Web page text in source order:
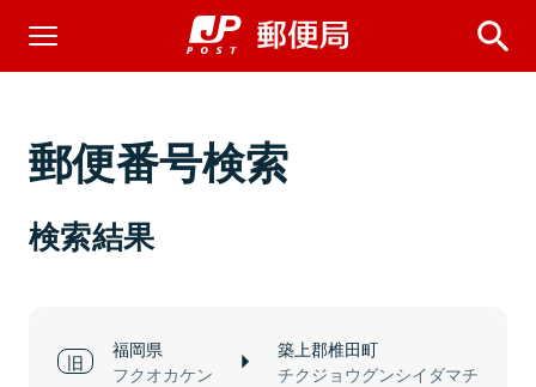
郵便番号検索
検索結果
福岡県
フクオカケン
築上郡椎田町
チクジョウグンシイダマチ